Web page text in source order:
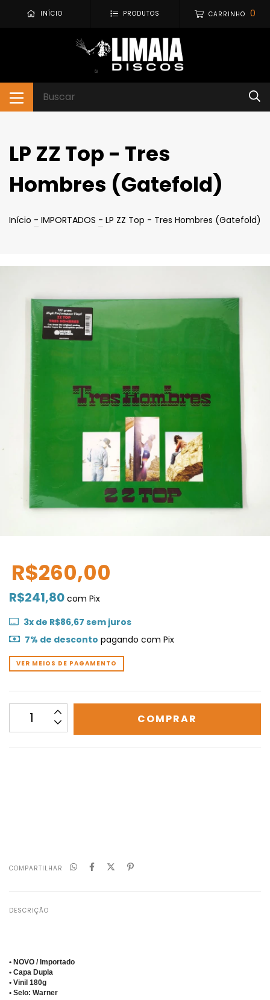
INÍCIO PRODUTOS CARRINHO 0
LP ZZ Top - Tres
Hombres (Gatefold)
Início - IMPORTADOS - LP ZZ Top - Tres Hombres (Gatefold)
R$260,00
R$241,80 com Pix
3x de R$86,67 sem juros
7% de desconto pagando com Pix
VER MEIOS DE PAGAMENTO
COMPARTILHAR
DESCRIÇÃO
• NOVO / Importado
• Capa Dupla
• Vinil 180g
• Selo: Warner